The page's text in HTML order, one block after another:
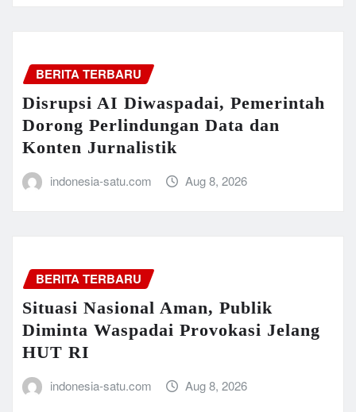
BERITA TERBARU
Disrupsi AI Diwaspadai, Pemerintah
Dorong Perlindungan Data dan
Konten Jurnalistik
indonesia-satu.com Aug 8, 2026
BERITA TERBARU
Situasi Nasional Aman, Publik
Diminta Waspadai Provokasi Jelang
HUT RI
indonesia-satu.com Aug 8, 2026